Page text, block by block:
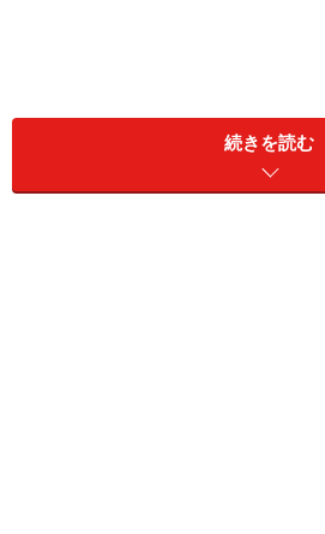
「正義中毒」の人の特徴。パートナ
続きを読む